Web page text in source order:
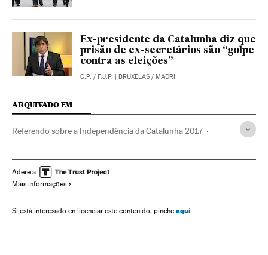
Ex-presidente da Catalunha diz que
prisão de ex-secretários são “golpe
contra as eleições”
C.P. / F.J.P. | BRUXELAS / MADRI
ARQUIVADO EM
Referendo sobre a Independência da Catalunha 2017
Referendo Conflitos políticos
Gobierno autonómico
Comunidades autónomas Administração autônoma
Adere a
Mais informações
Si está interesado en licenciar este contenido, pinche aquí